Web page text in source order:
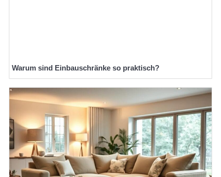
Warum sind Einbauschränke so praktisch?